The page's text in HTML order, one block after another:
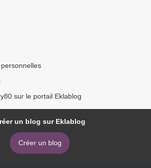
sur le portail Eklablog
un blog sur Eklablog
Créer un blog